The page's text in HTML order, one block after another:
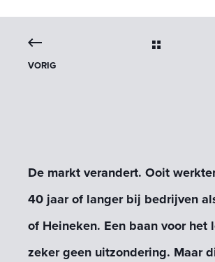
VORIG
De markt verandert. Ooit
40 jaar of langer bij bedrijven
of Heineken. Een baan voor het
zeker geen uitzondering. Maar